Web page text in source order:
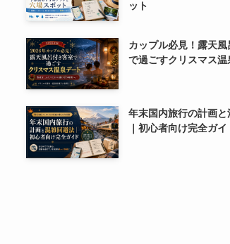
ット
カップル必見！露天
で過ごすクリスマス温
年末国内旅行の計画と
｜初心者向け完全ガイ